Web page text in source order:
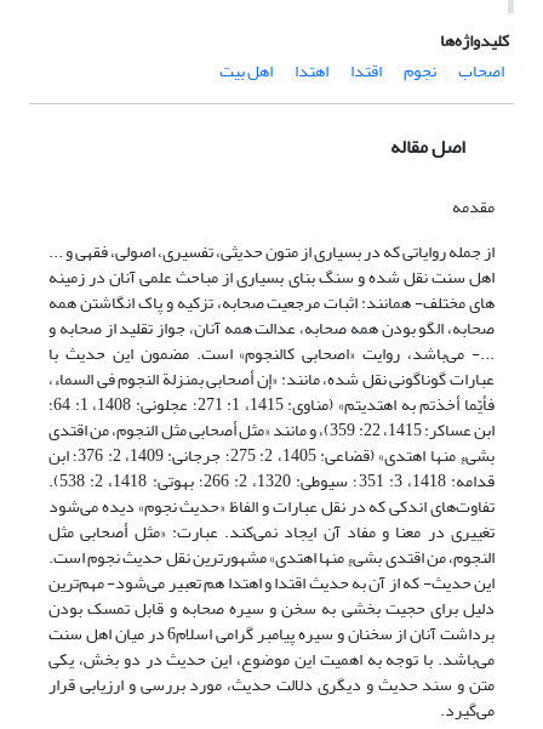
کلیدواژه‌ها
اصحاب
نجوم اقتدا اهتدا اهل بیت
اصل مقاله
مقدمه
از جمله روایاتی که در بسیاری از متون حدیثی، تفسیری، اصولی، فقهی و ...
اهل سنت نقل شده و سنگ بنای بسیاری از مباحث علمی آنان در زمینه
های مختلف- همانند: اثبات مرجعیت صحابه، تزکیه و پاک انگاشتن همه
صحابه، الگو بودن همه صحابه، عدالت همه آنان، جواز تقلید از صحابه و
...- می‌باشد، روایت «اصحابی کالنجوم» است. مضمون این حدیث با
عبارات گوناگونی نقل شده، مانند: «إن أصحابی بمنزلة النجوم فی السماء،
فأیّما أخذتم به اهتدیتم» (مناوی: 1415، 1: 271؛ عجلونی: 1408، 1: 64؛
ابن عساکر: 1415، 22: 359)، و مانند «مثل أصحابی مثل النجوم، من اقتدی
بشیءٍ منها اهتدی» (قضاعی: 1405، 2: 275؛ جرجانی: 1409، 2: 376؛ ابن
قدامه: 1418، 3: 351؛ سیوطی: 1320، 2: 266؛ بهوتی: 1418، 2: 538).
تفاوت‌های اندکی که در نقل عبارات و الفاظ «حدیث نجوم» دیده می‌شود
تغییری در معنا و مفاد آن ایجاد نمی‌کند. عبارت: «مثل أصحابی مثل
النجوم، من اقتدی بشیءٍ منها اهتدی» مشهورترین نقل حدیث نجوم است.
این حدیث- که از آن به حدیث اقتدا و اهتدا هم تعبیر می‌شود- مهم‌ترین
دلیل برای حجیت بخشی به سخن و سیره صحابه و قابل تمسک بودن
برداشت آنان از سخنان و سیره پیامبر گرامی اسلام6 در میان اهل سنت
می‌باشد. با توجه به اهمیت این موضوع، این حدیث در دو بخش، یکی
متن و سند حدیث و دیگری دلالت حدیث، مورد بررسی و ارزیابی قرار
می‌گیرد.